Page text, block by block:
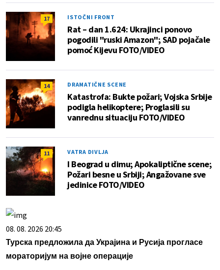
17 ISTOČNI FRONT
Rat – dan 1.624: Ukrajinci ponovo
pogodili "ruski Amazon"; SAD pojačale
pomoć Kijevu FOTO/VIDEO
14 DRAMATIČNE SCENE
Katastrofa: Bukte požari; Vojska Srbije
podigla helikoptere; Proglasili su
vanrednu situaciju FOTO/VIDEO
11 VATRA DIVLJA
I Beograd u dimu; Apokaliptične scene;
Požari besne u Srbiji; Angažovane sve
jedinice FOTO/VIDEO
08. 08. 2026 20:45
Турска предложила да Украјина и Русија прогласе
мораторијум на војне операције